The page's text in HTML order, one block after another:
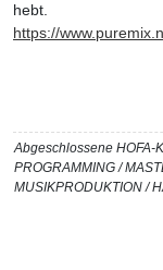
hebt.
https://
Abgeschlossene HOFA-
PROGRAMMING /
MUSIKPRODUKTION /